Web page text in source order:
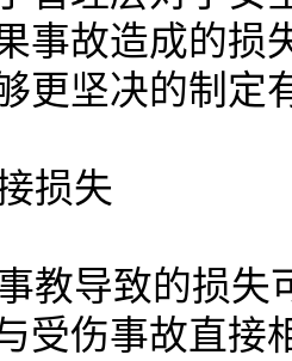
事故造成的损
更坚决的制定
损失
教导致的损失
受伤事故直接